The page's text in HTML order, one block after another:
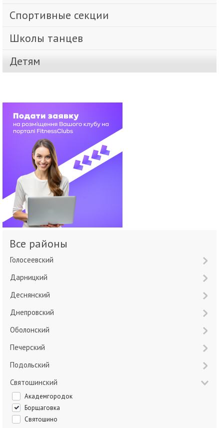
Спортивные секции
Школы танцев
Детям
Все районы
Голосеевский
Дарницкий
Деснянский
Днепровский
Оболонский
Печерский
Подольский
Святошинский
Академгородок
Борщаговка
Святошино